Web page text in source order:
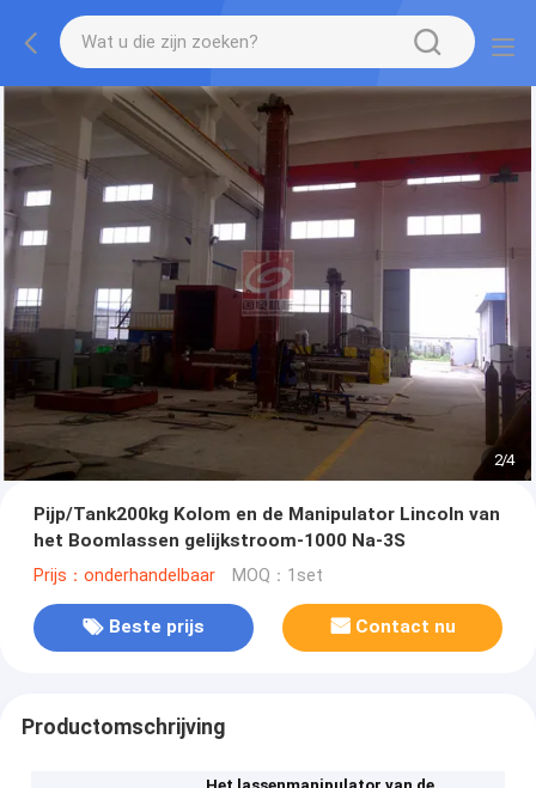
2/4
Pijp/Tank200kg Kolom en de Manipulator Lincoln van
het Boomlassen gelijkstroom-1000 Na-3S
Prijs：onderhandelbaar MOQ：1set
Beste prijs Contact nu
Productomschrijving